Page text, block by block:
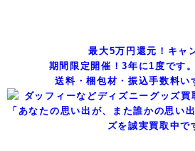
最大5万円還元！キャ
期間限定開催！3年に1度です
送料・梱包材・振込手数料い
「あなたの思い出が、また誰かの思い
ズを誠実買取中で